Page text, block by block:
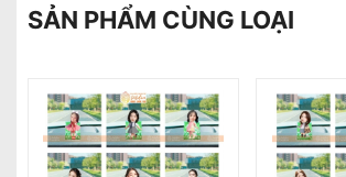
SẢN PHẨM CÙNG LOẠI